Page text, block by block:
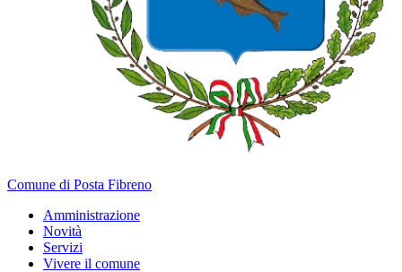
Comune di Posta Fibreno
Amministrazione
Novità
Servizi
Vivere il comune